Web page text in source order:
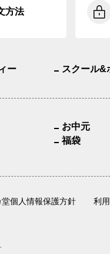
方法
ー スクール&
お中元
福袋
個人情報保護方針 利